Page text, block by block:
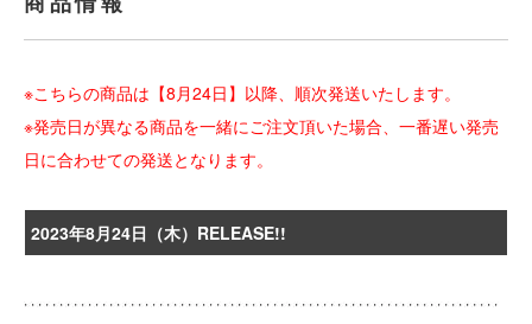
※こちらの商品は【8月24日】以降、順次発送いたします。
※発売日が異なる商品を一緒にご注文頂いた場合、一番遅い発売
日に合わせての発送となります。
2023年8月24日（木）RELEASE!!